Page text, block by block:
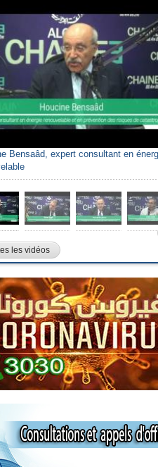
Bensaâd, expert consultant en
les vidéos